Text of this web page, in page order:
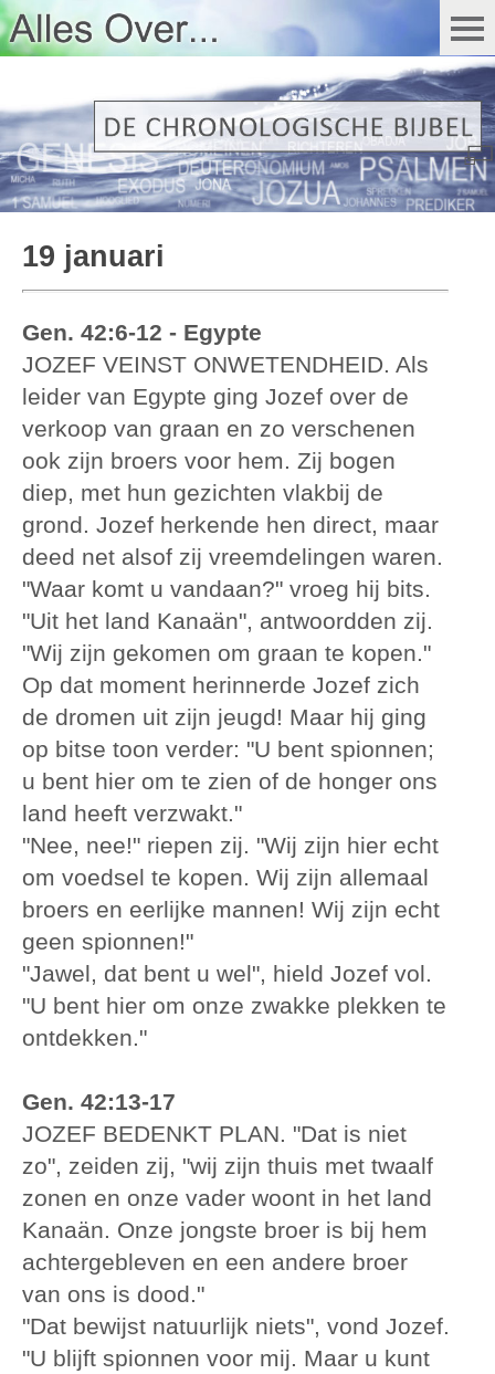
19 januari
Gen. 42:6-12 - Egypte
JOZEF VEINST ONWETENDHEID. Als
leider van Egypte ging Jozef over de
verkoop van graan en zo verschenen
ook zijn broers voor hem. Zij bogen
diep, met hun gezichten vlakbij de
grond. Jozef herkende hen direct, maar
deed net alsof zij vreemdelingen waren.
"Waar komt u vandaan?" vroeg hij bits.
"Uit het land Kanaän", antwoordden zij.
"Wij zijn gekomen om graan te kopen."
Op dat moment herinnerde Jozef zich
de dromen uit zijn jeugd! Maar hij ging
op bitse toon verder: "U bent spionnen;
u bent hier om te zien of de honger ons
land heeft verzwakt."
"Nee, nee!" riepen zij. "Wij zijn hier echt
om voedsel te kopen. Wij zijn allemaal
broers en eerlijke mannen! Wij zijn echt
geen spionnen!"
"Jawel, dat bent u wel", hield Jozef vol.
"U bent hier om onze zwakke plekken te
ontdekken."
Gen. 42:13-17
JOZEF BEDENKT PLAN. "Dat is niet
zo", zeiden zij, "wij zijn thuis met twaalf
zonen en onze vader woont in het land
Kanaän. Onze jongste broer is bij hem
achtergebleven en een andere broer
van ons is dood."
"Dat bewijst natuurlijk niets", vond Jozef.
"U blijft spionnen voor mij. Maar u kunt